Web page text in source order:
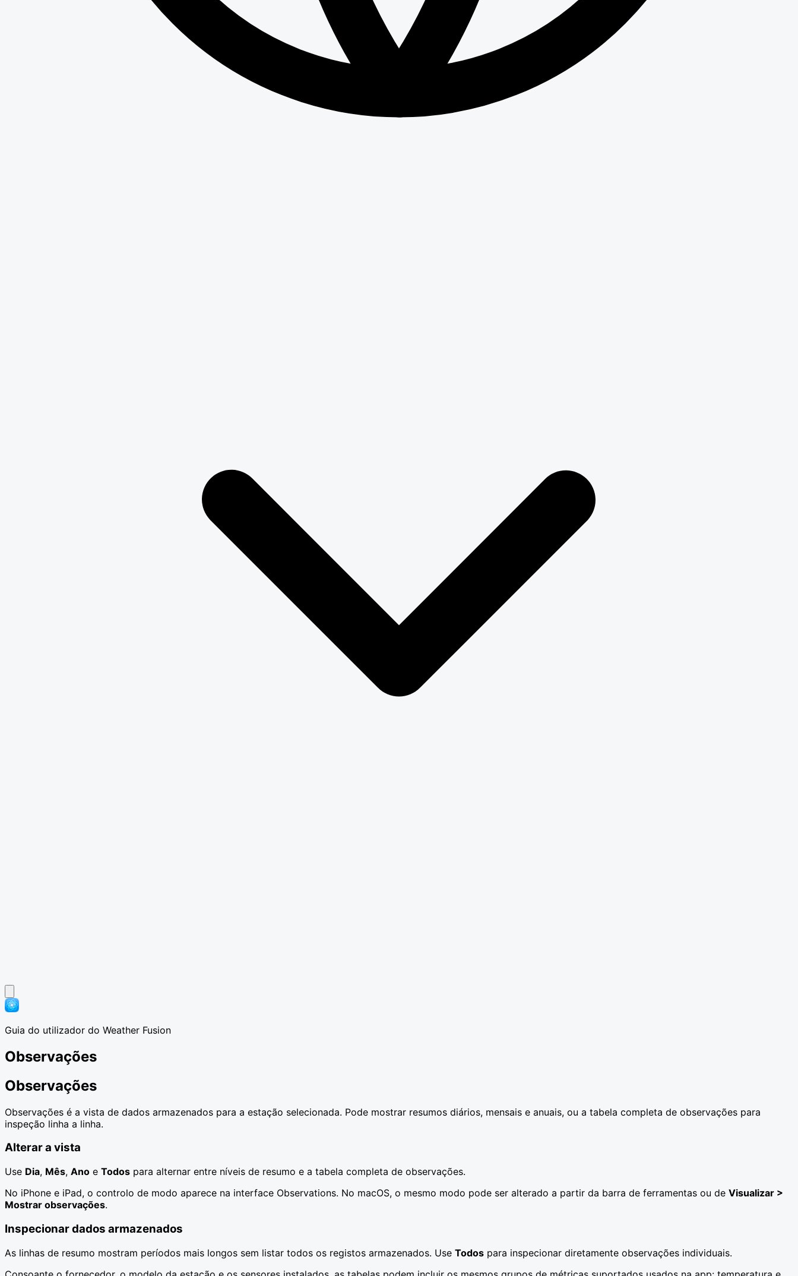
Guia do utilizador do Weather Fusion
Observações
Observações
Observações é a vista de dados armazenados para a estação selecionada. Pode mostrar resumos diários, mensais e anuais, ou a tabela completa de observações para
inspeção linha a linha.
Alterar a vista
Use Dia, Mês, Ano e Todos para alternar entre níveis de resumo e a tabela completa de observações.
No iPhone e iPad, o controlo de modo aparece na interface Observations. No macOS, o mesmo modo pode ser alterado a partir da barra de ferramentas ou de Visualizar >
Mostrar observações.
Inspecionar dados armazenados
As linhas de resumo mostram períodos mais longos sem listar todos os registos armazenados. Use Todos para inspecionar diretamente observações individuais.